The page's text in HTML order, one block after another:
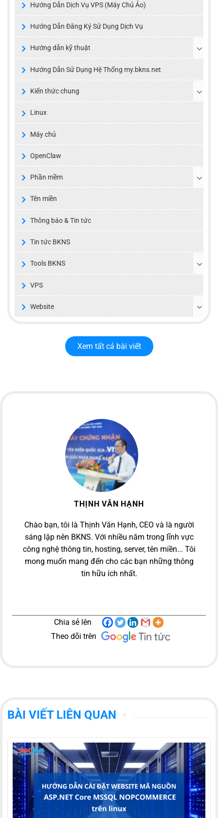
Hướng Dẫn Dịch Vụ VPS (Máy Chủ Ảo)
Hướng Dẫn Đăng Ký Sử Dụng Dịch Vụ
Hướng dẫn kỹ thuật
Hướng Dẫn Sử Dụng Hệ Thống my.bkns.net
Kiến thức chung
Linux
Máy chủ
OpenClaw
Phần mềm
Tên miền
Thông báo & Tin tức
Tin tức BKNS
Tools BKNS
VPS
Website
Xem tất cả bài viết
THỊNH VĂN HẠNH
Chào bạn, tôi là Thịnh Văn Hạnh, CEO và là người
sáng lập nên BKNS. Với nhiều năm trong lĩnh vực
công nghệ thông tin, hosting, server, tên miền... Tôi
mong muốn mang đến cho các bạn những thông
tin hữu ích nhất.
Chia sẻ lên
Theo dõi trên
BÀI VIẾT LIÊN QUAN